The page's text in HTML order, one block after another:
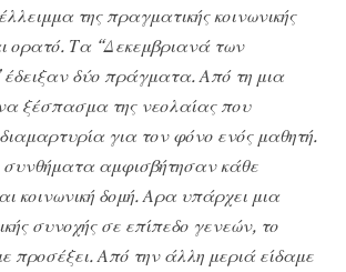
της πραγματικής κοινωνικής
ορατό. Τα “Δεκεμβριανά των
έδειξαν δύο πράγματα. Από τη μια
ξέσπασμα της νεολαίας που
για τον φόνο ενός μαθητή.
συνθήματα αμφισβήτησαν κάθε
κοινωνική δομή. Αρα υπάρχει μια
συνοχής σε επίπεδο γενεών, το
προσέξει. Από την άλλη μεριά είδαμε